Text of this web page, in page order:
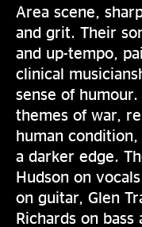
Area scene,
and grit. Their
and up-tempo,
clinical
sense of
themes of war,
human
a darker edge.
Hudson on
on guitar, Glen
Richards on